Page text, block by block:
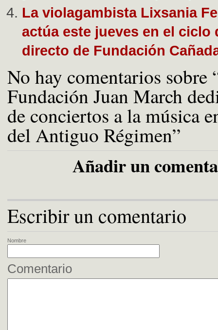
La violagambista Lixsania
actúa este jueves en el ciclo
directo de Fundación
No hay comentarios sobre
Fundación Juan March
de conciertos a la música
del Antiguo Régimen”
Añadir un
Escribir un comentario
Nombre
Comentario